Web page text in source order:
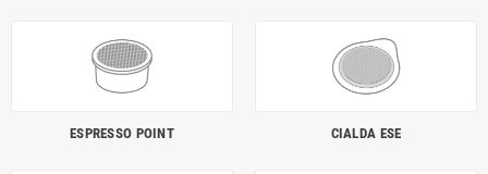
ESPRESSO POINT CIALDA ESE